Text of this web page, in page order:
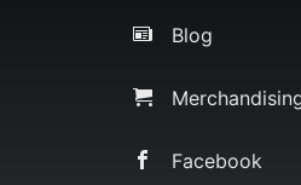
Blog
Facebook